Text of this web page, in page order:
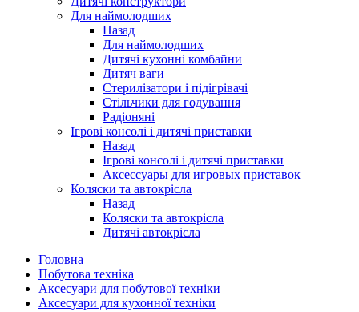
Для наймолодших
Назад
Для наймолодших
Дитячі кухонні комбайни
Дитяч ваги
Стерилізатори і підігрівачі
Стільчики для годування
Радіоняні
Ігрові консолі і дитячі приставки
Назад
Ігрові консолі і дитячі приставки
Аксессуары для игровых приставок
Коляски та автокрісла
Назад
Коляски та автокрісла
Дитячі автокрісла
Головна
Побутова техніка
Аксесуари для побутової техніки
Аксесуари для кухонної техніки